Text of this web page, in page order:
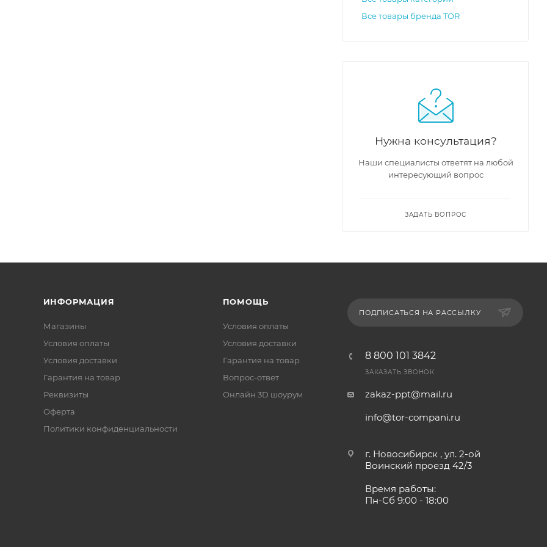
Все товары бренда TOR
Нужна консультация?
Наши специалисты ответят на любой
интересующий вопрос
ЗАДАТЬ ВОПРОС
ИНФОРМАЦИЯ
Магазины
Условия оплаты
Условия доставки
Гарантия на товар
Реквизиты
Оферта
Политики конфиденциальности
ПОМОЩЬ
Условия оплаты
Условия доставки
Гарантия на товар
Вопрос-ответ
Онлайн 3D шоурум
ПОДПИСАТЬСЯ НА РАССЫЛКУ
8 800 101 3842
ЗАКАЗАТЬ ЗВОНОК
zakaz-ppt@mail.ru
info@tor-compani.ru
г. Новосибирск , ул. 2-ой
Воинский проезд 42/3
Время работы:
Пн-Сб 9:00 - 18:00